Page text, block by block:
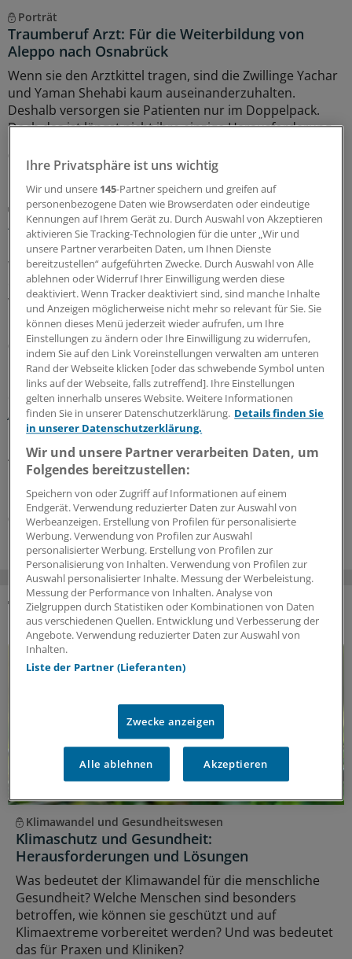
Porträt
Traumberuf Arzt: Für die Weiterbildung von
Aleppo nach Osnabrück
Wenn sie den Arztkittel tragen, sind die Zwillinge Yachar
und Yaman Shehabi kaum auseinanderzuhalten.
Deshalb versorgen sie Patienten nur im Doppelpack.
Doch das ist längst nicht ihre einzige Herausforderung.
08.08.2026
Sicherheit der Arzneitherapie
Anpassung der Medikation bei Hitzewellen:
Praktische Tipps für Ärzte
Wann und wie genau sollte die Arzneitherapie während
einer Hitzewelle angepasst werden? Die CALOR-Liste, die
von Medizinern entwickelt wurde, soll Praxisteams und
Pflegekräften Orientierung bieten.
08.08.2026
Glosse
Ärztlicher Hitzehass
Es gibt viele Gründe, den Sommer toll zu finden – für
Ärzte kann die warme Jahreszeit aber anstrengend sein:
Manchmal liegt es an Patienten, manchmal an Kollegen...
Einblicke in nervige Jahresseiten.
07.08.2026
DAS KÖNNTE SIE AUCH INTERESSIEREN
Klimawandel und Gesundheitswesen
Klimaschutz und Gesundheit:
Herausforderungen und Lösungen
Was bedeutet der Klimawandel für die menschliche
Gesundheit? Welche Menschen sind besonders
betroffen, wie können sie geschützt und auf
Klimaextreme vorbereitet werden? Und was bedeutet
das für Praxen und Kliniken?
Ihre Privatsphäre ist uns wichtig
Wir und unsere 145-Partner speichern und greifen auf
personenbezogene Daten wie Browserdaten oder eindeutige
Kennungen auf Ihrem Gerät zu. Durch Auswahl von Akzeptieren
aktivieren Sie Tracking-Technologien für die unter „Wir und
unsere Partner verarbeiten Daten, um Ihnen Dienste
bereitzustellen“ aufgeführten Zwecke. Durch Auswahl von Alle
ablehnen oder Widerruf Ihrer Einwilligung werden diese
deaktiviert. Wenn Tracker deaktiviert sind, sind manche Inhalte
und Anzeigen möglicherweise nicht mehr so relevant für Sie. Sie
können dieses Menü jederzeit wieder aufrufen, um Ihre
Einstellungen zu ändern oder Ihre Einwilligung zu widerrufen,
indem Sie auf den Link Voreinstellungen verwalten am unteren
Rand der Webseite klicken [oder das schwebende Symbol unten
links auf der Webseite, falls zutreffend]. Ihre Einstellungen
gelten innerhalb unseres Website. Weitere Informationen
finden Sie in unserer Datenschutzerklärung. Details finden Sie
in unserer Datenschutzerklärung.
Wir und unsere Partner verarbeiten Daten, um
Folgendes bereitzustellen:
Speichern von oder Zugriff auf Informationen auf einem
Endgerät. Verwendung reduzierter Daten zur Auswahl von
Werbeanzeigen. Erstellung von Profilen für personalisierte
Werbung. Verwendung von Profilen zur Auswahl
personalisierter Werbung. Erstellung von Profilen zur
Personalisierung von Inhalten. Verwendung von Profilen zur
Auswahl personalisierter Inhalte. Messung der Werbeleistung.
Messung der Performance von Inhalten. Analyse von
Zielgruppen durch Statistiken oder Kombinationen von Daten
aus verschiedenen Quellen. Entwicklung und Verbesserung der
Angebote. Verwendung reduzierter Daten zur Auswahl von
Inhalten.
Liste der Partner (Lieferanten)
Zwecke anzeigen
Alle ablehnen Akzeptieren